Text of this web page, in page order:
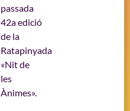
passada
42a edició
de la
Ratapinyada
«Nit de
les
Ànimes».